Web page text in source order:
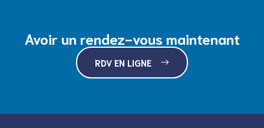
Avoir un rendez-vous maintenant
RDV EN LIGNE